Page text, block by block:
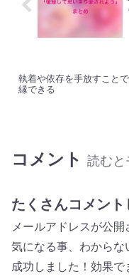
執着や依存を手放すこと
縁できる
コメント 読む
たくさんコメント
メールアドレスが公開
気になる事、わからな
成功しました！効果